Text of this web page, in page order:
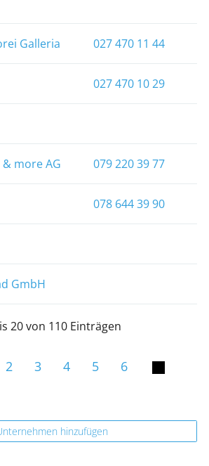
Galleria 027 470 11 44
027 470 10 29
more AG 079 220 39 77
078 644 39 90
GmbH
20 von 110 Einträgen
2 3 4 5 6
hinzufügen